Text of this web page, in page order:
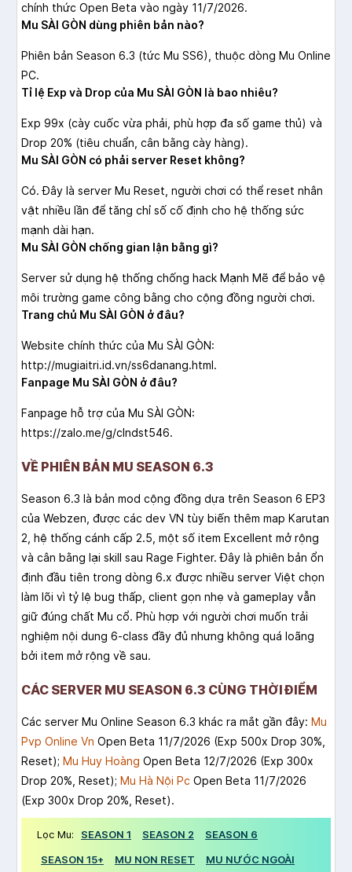
chính thức Open Beta vào ngày 11/7/2026.
Mu SÀI GÒN dùng phiên bản nào?
Phiên bản Season 6.3 (tức Mu SS6), thuộc dòng Mu Online
PC.
Tỉ lệ Exp và Drop của Mu SÀI GÒN là bao nhiêu?
Exp 99x (cày cuốc vừa phải, phù hợp đa số game thủ) và
Drop 20% (tiêu chuẩn, cân bằng cày hàng).
Mu SÀI GÒN có phải server Reset không?
Có. Đây là server Mu Reset, người chơi có thể reset nhân
vật nhiều lần để tăng chỉ số cố định cho hệ thống sức
mạnh dài hạn.
Mu SÀI GÒN chống gian lận bằng gì?
Server sử dụng hệ thống chống hack Mạnh Mẽ để bảo vệ
môi trường game công bằng cho cộng đồng người chơi.
Trang chủ Mu SÀI GÒN ở đâu?
Website chính thức của Mu SÀI GÒN:
http://mugiaitri.id.vn/ss6danang.html.
Fanpage Mu SÀI GÒN ở đâu?
Fanpage hỗ trợ của Mu SÀI GÒN:
https://zalo.me/g/clndst546.
VỀ PHIÊN BẢN MU SEASON 6.3
Season 6.3 là bản mod cộng đồng dựa trên Season 6 EP3
của Webzen, được các dev VN tùy biến thêm map Karutan
2, hệ thống cánh cấp 2.5, một số item Excellent mở rộng
và cân bằng lại skill sau Rage Fighter. Đây là phiên bản ổn
định đầu tiên trong dòng 6.x được nhiều server Việt chọn
làm lõi vì tỷ lệ bug thấp, client gọn nhẹ và gameplay vẫn
giữ đúng chất Mu cổ. Phù hợp với người chơi muốn trải
nghiệm nội dung 6-class đầy đủ nhưng không quá loãng
bởi item mở rộng về sau.
CÁC SERVER MU SEASON 6.3 CÙNG THỜI ĐIỂM
Các server Mu Online Season 6.3 khác ra mắt gần đây: Mu
Pvp Online Vn Open Beta 11/7/2026 (Exp 500x Drop 30%,
Reset); Mu Huy Hoàng Open Beta 12/7/2026 (Exp 300x
Drop 20%, Reset); Mu Hà Nội Pc Open Beta 11/7/2026
(Exp 300x Drop 20%, Reset).
Lọc Mu: SEASON 1 SEASON 2
SEASON 6
SEASON 15+
MU NON RESET MU NƯỚC NGOÀI